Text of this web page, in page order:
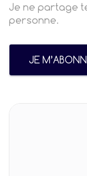
Je ne partage
personne.